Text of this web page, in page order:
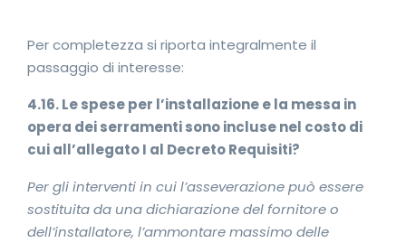
Per completezza si riporta integralmente il
passaggio di interesse:
4.16. Le spese per l’installazione e la messa in
opera dei serramenti sono incluse nel costo di
cui all’allegato I al Decreto Requisiti?
Per gli interventi in cui l’asseverazione può essere
sostituita da una dichiarazione del fornitore o
dell’installatore, l’ammontare massimo delle